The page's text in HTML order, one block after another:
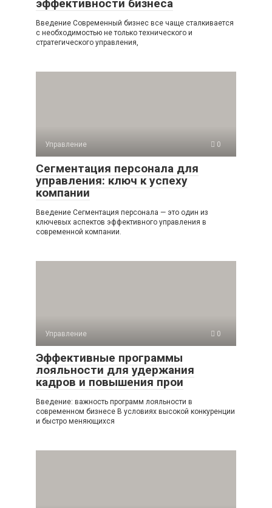
эффективности бизнеса
Введение Современный бизнес все чаще сталкивается
с необходимостью не только технического и
стратегического управления,
Управление 0
Сегментация персонала для
управления: ключ к успеху
компании
Введение Сегментация персонала — это один из
ключевых аспектов эффективного управления в
современной компании.
Управление 0
Эффективные программы
лояльности для удержания
кадров и повышения прои
Введение: важность программ лояльности в
современном бизнесе В условиях высокой конкуренции
и быстро меняющихся